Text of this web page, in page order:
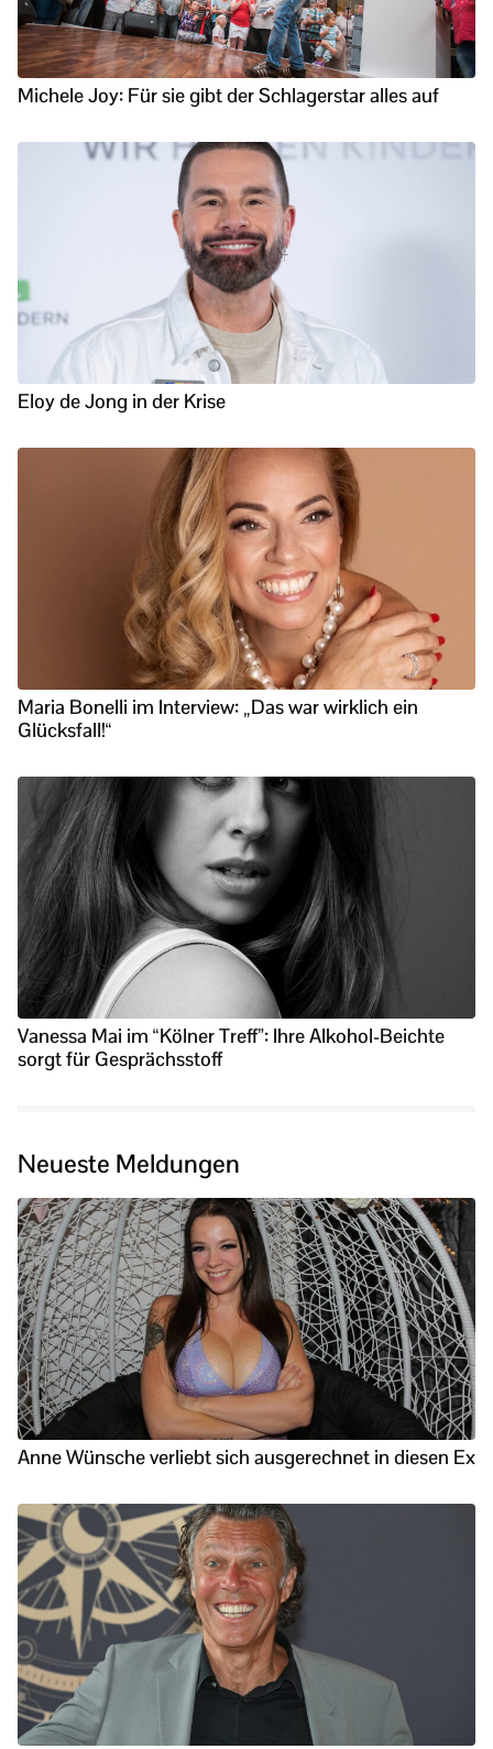
Michele Joy: Für sie gibt der Schlagerstar alles auf
Eloy de Jong in der Krise
Maria Bonelli im Interview: „Das war wirklich ein
Glücksfall!“
Vanessa Mai im “Kölner Treff”: Ihre Alkohol-Beichte
sorgt für Gesprächsstoff
Neueste Meldungen
Anne Wünsche verliebt sich ausgerechnet in diesen Ex